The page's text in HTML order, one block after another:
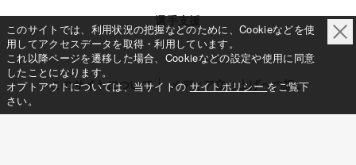
選手支援
このサイトについて メディア立ち上げへの想い
このサイトでは、利用状況の把握などのために、Cookieなどを使
用してアクセスデータを取得・利用しています。
これ以降ページを遷移した場合、Cookieなどの設定や使用に同意
したことになります。
オプトアウトについては、当サイトの サイトポリシー をご覧下
さい。